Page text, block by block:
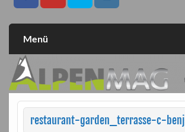
Menü
restaurant-garden_terrasse-c-